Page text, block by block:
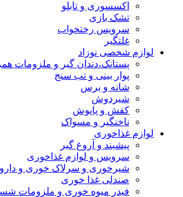
اکسسوری و تابلو
تشک بازی
سرویس رختخواب
غلتگیر
لوازم شخصی نوزاد
پستانک،دندان گیر و ملزومات
پوار بینی و تب سنج
شانه و برس
شیردوش
کفش و پاپوش
ناخنگیر و مسواک
لوازم غذاخوری
پیشبند و آروغ گیر
سرویس و لوازم غذاخوری
شیرخوری و سرلاک خوری و
صندلی غذا خوری
فیدر میوه خوری و ملزومات